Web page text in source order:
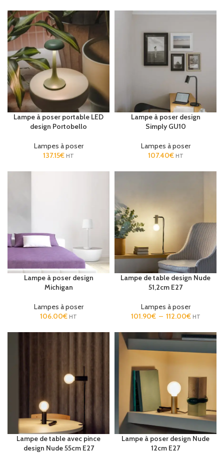
Lampe à poser portable LED
design Portobello
Lampes à poser
137.15€ HT
Lampe à poser design
Simply GU10
Lampes à poser
107.40€ HT
Lampe à poser design
Michigan
Lampes à poser
106.00€ HT
Lampe de table design Nude
51,2cm E27
Lampes à poser
101.90€ – 112.00€ HT
Lampe de table avec pince
design Nude 55cm E27
Lampe à poser design Nude
12cm E27